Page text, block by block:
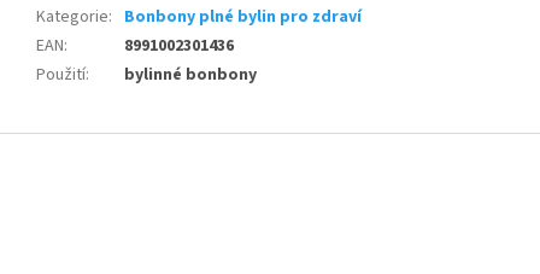
Kategorie: Bonbony plné bylin pro zdraví
EAN:
8991002301436
Použití: bylinné bonbony